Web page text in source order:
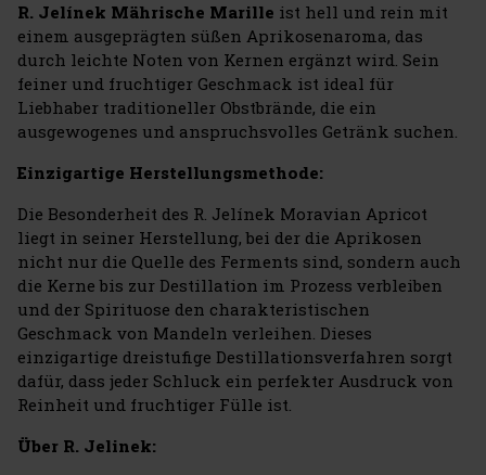
R. Jelínek Mährische Marille ist hell und rein mit
einem ausgeprägten süßen Aprikosenaroma, das
durch leichte Noten von Kernen ergänzt wird. Sein
feiner und fruchtiger Geschmack ist ideal für
Liebhaber traditioneller Obstbrände, die ein
ausgewogenes und anspruchsvolles Getränk suchen.
Einzigartige Herstellungsmethode:
Die Besonderheit des R. Jelínek Moravian Apricot
liegt in seiner Herstellung, bei der die Aprikosen
nicht nur die Quelle des Ferments sind, sondern auch
die Kerne bis zur Destillation im Prozess verbleiben
und der Spirituose den charakteristischen
Geschmack von Mandeln verleihen. Dieses
einzigartige dreistufige Destillationsverfahren sorgt
dafür, dass jeder Schluck ein perfekter Ausdruck von
Reinheit und fruchtiger Fülle ist.
Über R. Jelinek: